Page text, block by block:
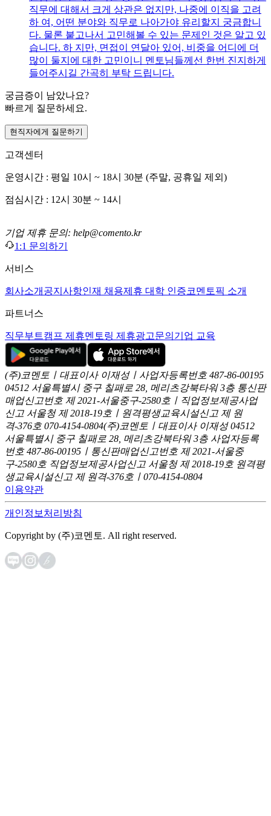
직무에 대해서 크게 상관은 없지만, 나중에 이직을 고려
하 여, 어떤 분야와 직무로 나아가야 유리할지 궁금합니
다. 물론 붙고나서 고민해볼 수 있는 문제인 것은 알고 있
습니다. 하 지만, 면접이 연달아 있어, 비중을 어디에 더
많이 둘지에 대한 고민이니 멘토님들께선 한번 진지하게
들어주시길 간곡히 부탁 드립니다.
궁금증이 남았나요?
빠르게 질문하세요.
현직자에게 질문하기
고객센터
운영시간 : 평일 10시 ~ 18시 30분 (주말, 공휴일 제외)
점심시간 : 12시 30분 ~ 14시
기업 제휴 문의: help@comento.kr
1:1 문의하기
서비스
회사소개 공지사항인재 채용제휴 대학 인증코멘토픽 소개
파트너스
직무부트캠프 제휴멘토링 제휴광고문의 기업 교육
(주)코멘토ㅣ대표이사 이재성ㅣ사업자등록번호 487-86-00195
04512 서울특별시 중구 칠패로 28, 메리츠강북타워 3층 통신판
매업신고번호 제 2021-서울중구-2580호ㅣ직업정보제공사업
신고 서울청 제 2018-19호ㅣ원격평생교육시설신고 제 원
격-376호 070-4154-0804(주)코멘토ㅣ대표이사 이재성 04512
서울특별시 중구 칠패로 28, 메리츠강북타워 3층 사업자등록
번호 487-86-00195ㅣ통신판매업신고번호 제 2021-서울중
구-2580호 직업정보제공사업신고 서울청 제 2018-19호 원격평
생교육시설신고 제 원격-376호ㅣ070-4154-0804
이용약관
개인정보처리방침
Copyright by (주)코멘토. All right reserved.